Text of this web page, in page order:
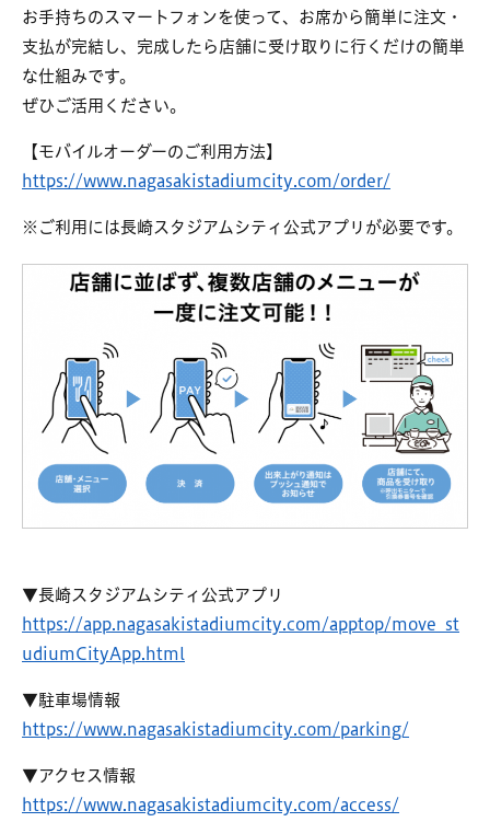
お手持ちのスマートフォンを使って、お席から簡単に注文・
支払が完結し、完成したら店舗に受け取りに行くだけの簡単
な仕組みです。
ぜひご活用ください。
【モバイルオーダーのご利用方法】
https://www.nagasakistadiumcity.com/order/
※ご利用には長崎スタジアムシティ公式アプリが必要です。
▼長崎スタジアムシティ公式アプリ
https://app.nagasakistadiumcity.com/apptop/move_st
udiumCityApp.html
▼駐車場情報
https://www.nagasakistadiumcity.com/parking/
▼アクセス情報
https://www.nagasakistadiumcity.com/access/